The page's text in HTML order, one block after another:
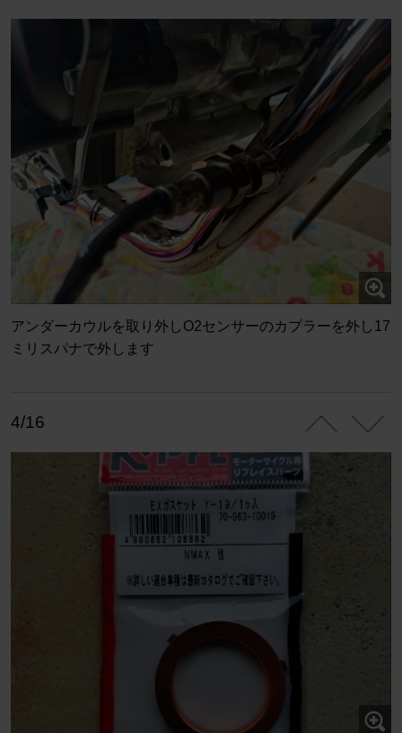
アンダーカウルを取り外しO2センサーのカプラーを外し17
ミリスパナで外します
4/16